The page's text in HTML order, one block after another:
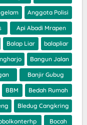
Anggota Polisi
Api Abadi Mrapen
Balap Liar balapliar
Bangun Jalan
Banjir Gubug
BBM Bedah Rumah
Bledug Cangkring
Bocah